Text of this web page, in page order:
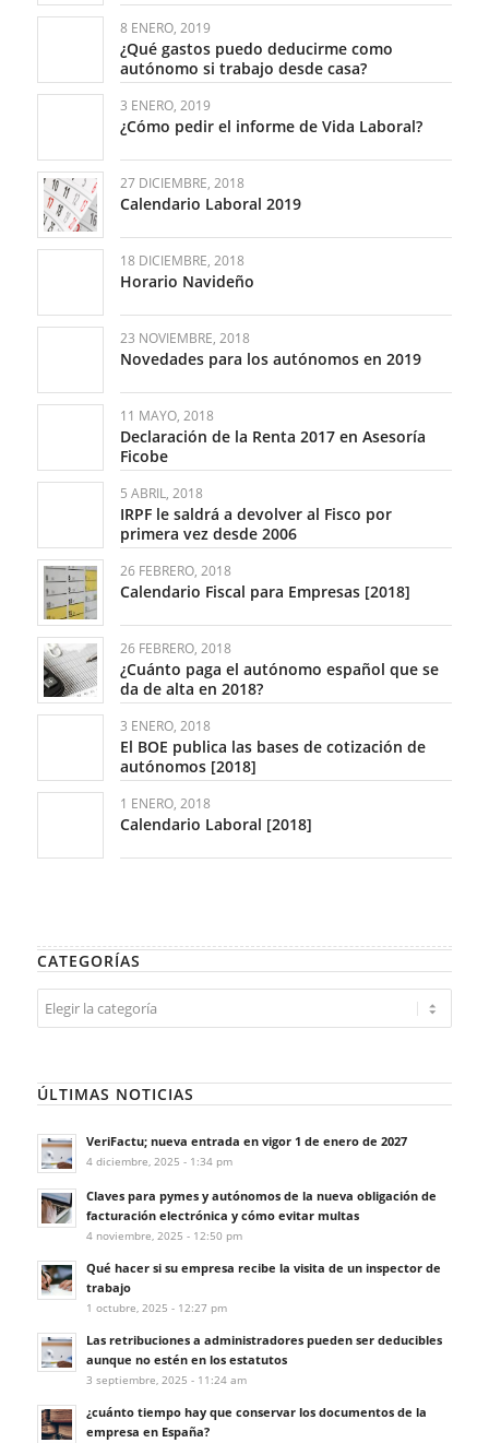
8 ENERO, 2019
¿Qué gastos puedo deducirme como
autónomo si trabajo desde casa?
3 ENERO, 2019
¿Cómo pedir el informe de Vida Laboral?
27 DICIEMBRE, 2018
Calendario Laboral 2019
18 DICIEMBRE, 2018
Horario Navideño
23 NOVIEMBRE, 2018
Novedades para los autónomos en 2019
11 MAYO, 2018
Declaración de la Renta 2017 en Asesoría
Ficobe
5 ABRIL, 2018
IRPF le saldrá a devolver al Fisco por
primera vez desde 2006
26 FEBRERO, 2018
Calendario Fiscal para Empresas [2018]
26 FEBRERO, 2018
¿Cuánto paga el autónomo español que se
da de alta en 2018?
3 ENERO, 2018
El BOE publica las bases de cotización de
autónomos [2018]
1 ENERO, 2018
Calendario Laboral [2018]
CATEGORÍAS
Categorías
ÚLTIMAS NOTICIAS
VeriFactu; nueva entrada en vigor 1 de enero de 2027
4 diciembre, 2025 - 1:34 pm
Claves para pymes y autónomos de la nueva obligación de
facturación electrónica y cómo evitar multas
4 noviembre, 2025 - 12:50 pm
Qué hacer si su empresa recibe la visita de un inspector de
trabajo
1 octubre, 2025 - 12:27 pm
Las retribuciones a administradores pueden ser deducibles
aunque no estén en los estatutos
3 septiembre, 2025 - 11:24 am
¿cuánto tiempo hay que conservar los documentos de la
empresa en España?